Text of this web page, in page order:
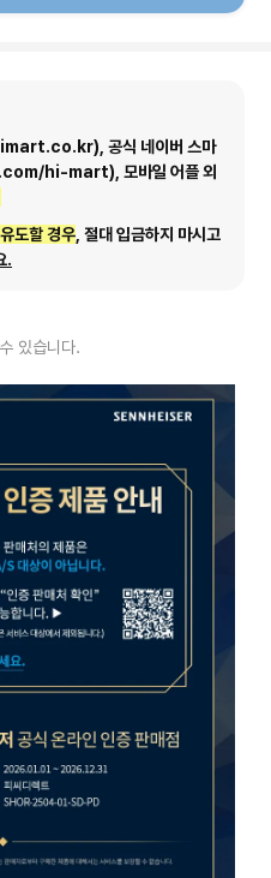
공식 네이버 스마
hi-mart), 모바일 어플 외
도할 경우, 절대 입금하지 마시고
.
있습니다.